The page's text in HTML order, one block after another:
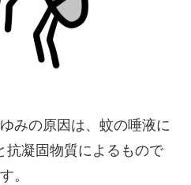
みの原因は、蚊の唾液に
抗凝固物質によるもので
す。